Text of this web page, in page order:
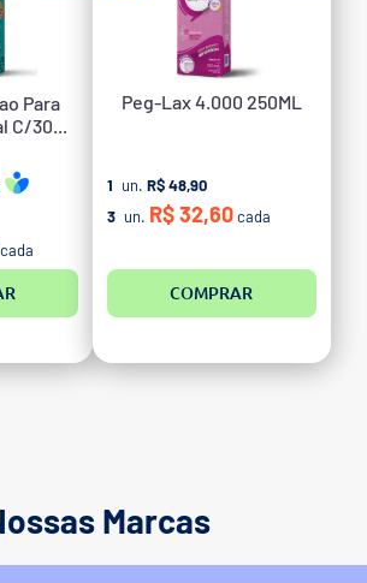
Para
C/30...
Peg-Lax 4.000 250ML
1 un. R$ 48,90
3 un. R$ 32,60cada
COMPRAR
Marcas